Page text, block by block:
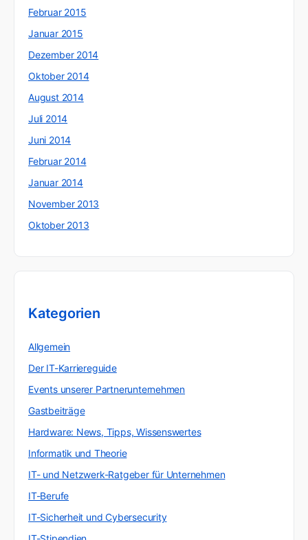
Februar 2015
Januar 2015
Dezember 2014
Oktober 2014
August 2014
Juli 2014
Juni 2014
Februar 2014
Januar 2014
November 2013
Oktober 2013
Kategorien
Allgemein
Der IT-Karriereguide
Events unserer Partnerunternehmen
Gastbeiträge
Hardware: News, Tipps, Wissenswertes
Informatik und Theorie
IT- und Netzwerk-Ratgeber für Unternehmen
IT-Berufe
IT-Sicherheit und Cybersecurity